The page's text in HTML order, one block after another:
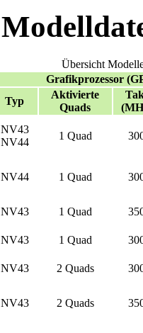
Übersicht
Grafikprozessor
Typ
Aktivierte
Quads
NV43
NV44
1 Quad
NV44 1 Quad
NV43 1 Quad
NV43 1 Quad
NV43 2 Quads
NV43 2 Quads